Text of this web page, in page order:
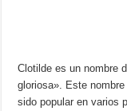
Clotilde es un nombre
gloriosa». Este
sido popular en varios